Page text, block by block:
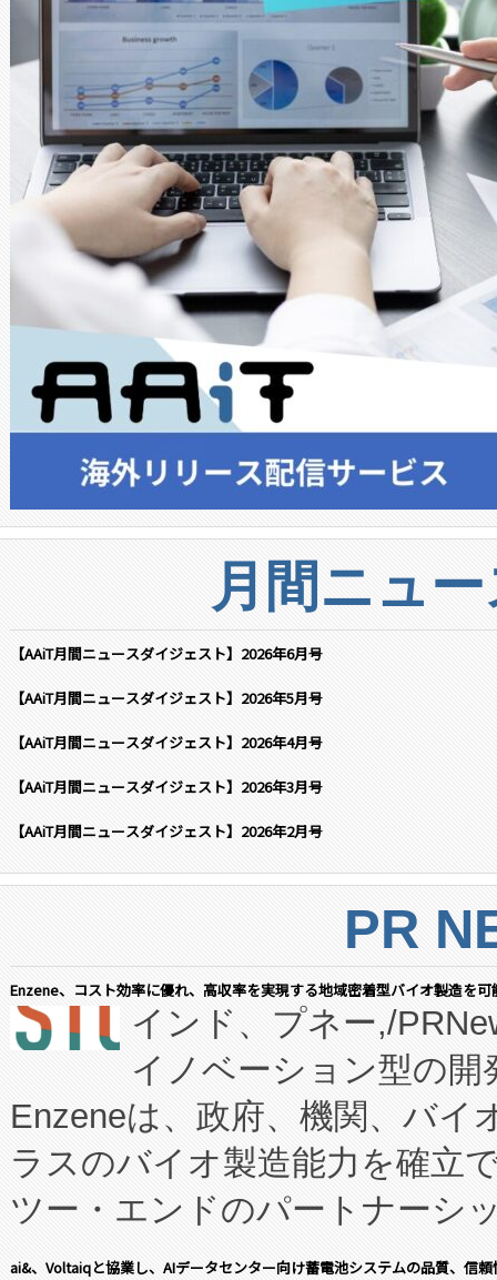
月間ニュ
【AAiT月間ニュースダイジェスト】2026年6月号
【AAiT月間ニュースダイジェスト】2026年5月号
【AAiT月間ニュースダイジェスト】2026年4月号
【AAiT月間ニュースダイジェスト】2026年3月号
【AAiT月間ニュースダイジェスト】2026年2月号
PR
Enzene、コスト効率に優れ、高収率を実現する地域密着型バイオ製造を
インド、プネー,/
イノベーション型の
Enzeneは、政府、機関、バイ
ラスのバイオ製造能力を確立
ツー・エンドのパートナーシ
表しました。 同社の実績ある
ai&、Voltaiqと協業し、AIデータセンター向け蓄電池システムの品質、信